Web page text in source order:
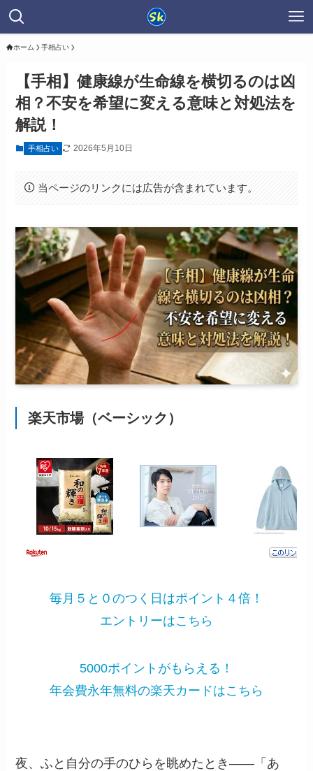
ホーム 手相占い
【手相】健康線が生命線を横切るのは凶
相？不安を希望に変える意味と対処法を
解説！
手相占い 2026年5月10日
当ページのリンクには広告が含まれています。
楽天市場（ベーシック）
毎月５と０のつく日はポイント４倍！
エントリーはこちら
5000ポイントがもらえる！
年会費永年無料の楽天カードはこちら
夜、ふと自分の手のひらを眺めたとき——「あ